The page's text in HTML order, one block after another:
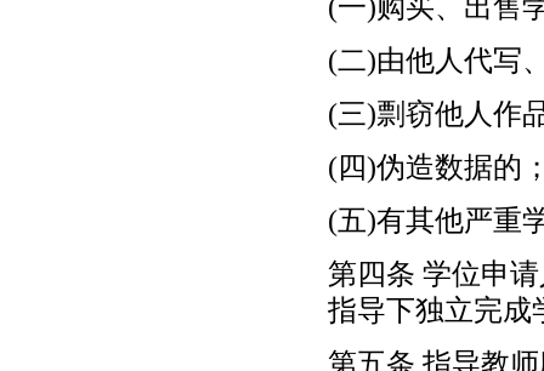
(一)购买、出售
(二)由他人代写
(三)剽窃他人作
(四)伪造数据的
(五)有其他严重
第四条 学位申
指导下独立完成
第五条 指导教